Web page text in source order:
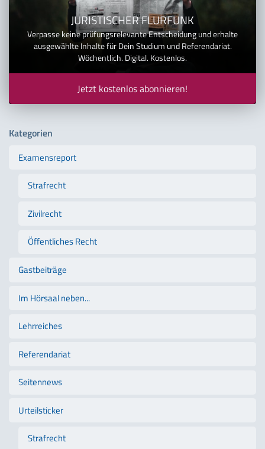
JURISTISCHER FLURFUNK
Verpasse keine prüfungsrelevante Entscheidung und erhalte
ausgewählte Inhalte für Dein Studium und Referendariat.
Wöchentlich. Digital. Kostenlos.
Jetzt kostenlos abonnieren!
Kategorien
Examensreport
Strafrecht
Zivilrecht
Öffentliches Recht
Gastbeiträge
Im Hörsaal neben...
Lehrreiches
Referendariat
Seitennews
Urteilsticker
Strafrecht